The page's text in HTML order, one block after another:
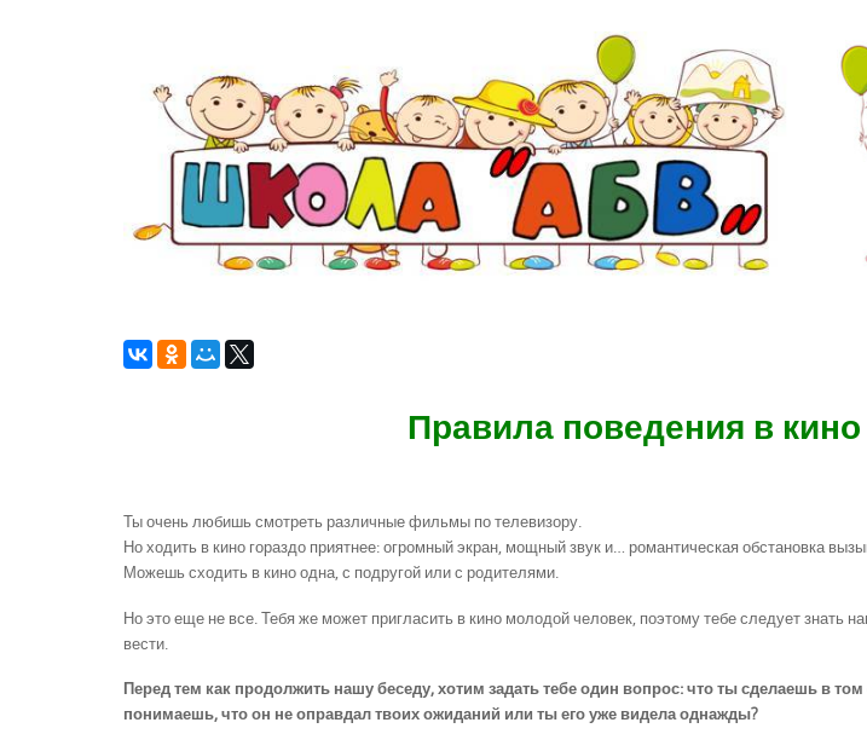
Правила поведения в кино
Ты очень любишь смотреть различные фильмы по телевизору.
Но ходить в кино гораздо приятнее: огромный экран, мощный звук и… романтическая обстановка
Можешь сходить в кино одна, с подругой или с родителями.
Но это еще не все. Тебя же может пригласить в кино молодой человек, поэтому тебе следует знать
вести.
Перед тем как продолжить нашу беседу, хотим задать тебе один вопрос: что ты сделаешь в
понимаешь, что он не оправдал твоих ожиданий или ты его уже видела однажды?